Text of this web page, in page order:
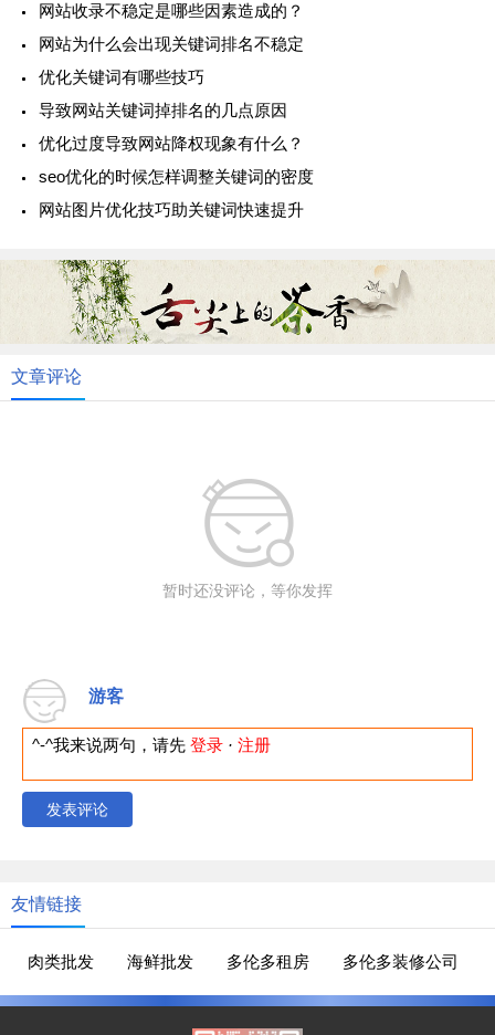
网站收录不稳定是哪些因素造成的？
网站为什么会出现关键词排名不稳定
优化关键词有哪些技巧
导致网站关键词掉排名的几点原因
优化过度导致网站降权现象有什么？
seo优化的时候怎样调整关键词的密度
网站图片优化技巧助关键词快速提升
文章评论
暂时还没评论，等你发挥
游客
^-^我来说两句，请先 登录 · 注册
发表评论
友情链接
肉类批发 海鲜批发 多伦多租房 多伦多装修公司